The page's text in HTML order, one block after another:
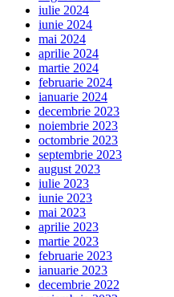
iulie 2024
iunie 2024
mai 2024
aprilie 2024
martie 2024
februarie 2024
ianuarie 2024
decembrie 2023
noiembrie 2023
octombrie 2023
septembrie 2023
august 2023
iulie 2023
iunie 2023
mai 2023
aprilie 2023
martie 2023
februarie 2023
ianuarie 2023
decembrie 2022